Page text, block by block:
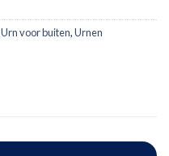
Urn voor buiten,Urnen